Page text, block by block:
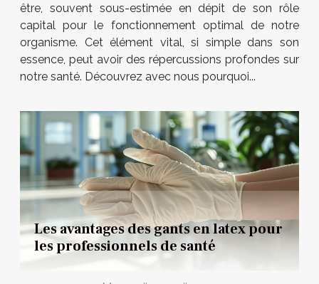
être, souvent sous-estimée en dépit de son rôle
capital pour le fonctionnement optimal de notre
organisme. Cet élément vital, si simple dans son
essence, peut avoir des répercussions profondes sur
notre santé. Découvrez avec nous pourquoi...
Les avantages des gants en latex pour
les professionnels de santé